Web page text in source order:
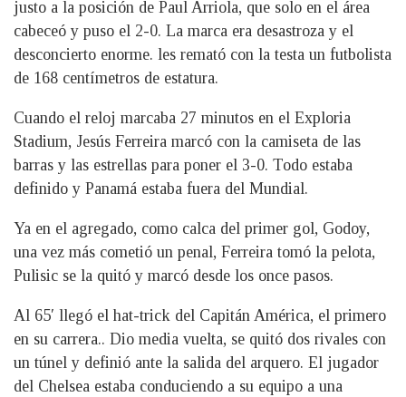
justo a la posición de Paul Arriola, que solo en el área
cabeceó y puso el 2-0. La marca era desastroza y el
desconcierto enorme. les remató con la testa un futbolista
de 168 centímetros de estatura.
Cuando el reloj marcaba 27 minutos en el Exploria
Stadium, Jesús Ferreira marcó con la camiseta de las
barras y las estrellas para poner el 3-0. Todo estaba
definido y Panamá estaba fuera del Mundial.
Ya en el agregado, como calca del primer gol, Godoy,
una vez más cometió un penal, Ferreira tomó la pelota,
Pulisic se la quitó y marcó desde los once pasos.
Al 65′ llegó el hat-trick del Capitán América, el primero
en su carrera.. Dio media vuelta, se quitó dos rivales con
un túnel y definió ante la salida del arquero. El jugador
del Chelsea estaba conduciendo a su equipo a una